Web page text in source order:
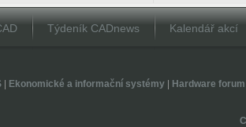
Týdeník CADnews Kalendář akcí
| Ekonomické a informační systémy| Hardware forum